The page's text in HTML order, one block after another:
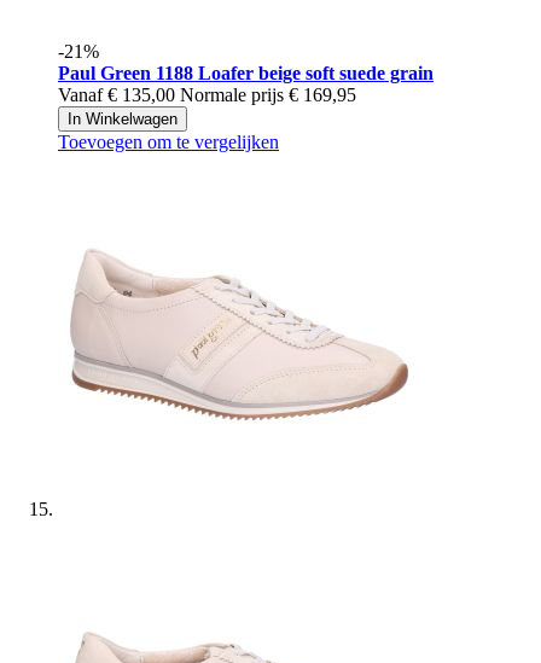
-21%
Paul Green 1188 Loafer beige soft suede grain
Vanaf € 135,00 Normale prijs € 169,95
In Winkelwagen
Toevoegen om te vergelijken